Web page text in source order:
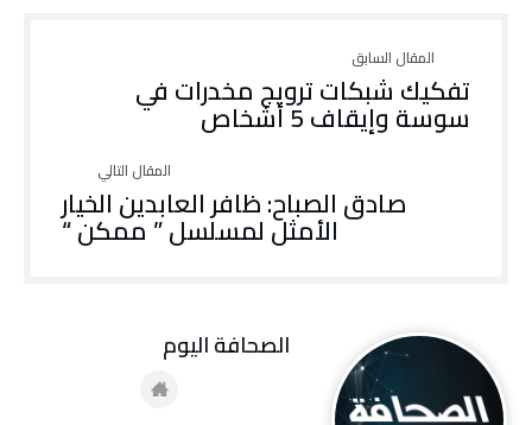
تفكيك شبكات ترويج مخدرات في
سوسة وإيقاف 5 أشخاص
صادق الصباح: ظافر العابدين الخيار
الأمثل لمسلسل ” ممكن “